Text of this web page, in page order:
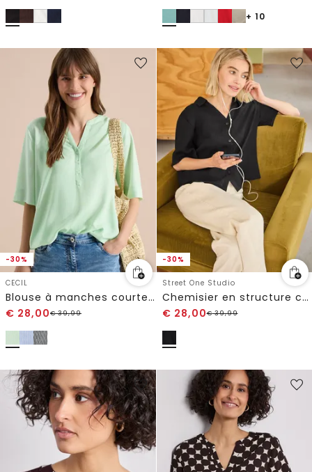
+ 10
-30%
CECIL
Blouse à manches courtes avec col fendu et rayures
€ 28,00€39,99
-30%
Street One Studio
Chemisier en structure crinkle
€ 28,00€39,99